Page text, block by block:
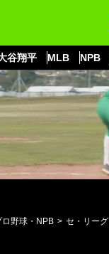
谷翔平 MLB NPB
ロ野球・NPB セ・リーグ